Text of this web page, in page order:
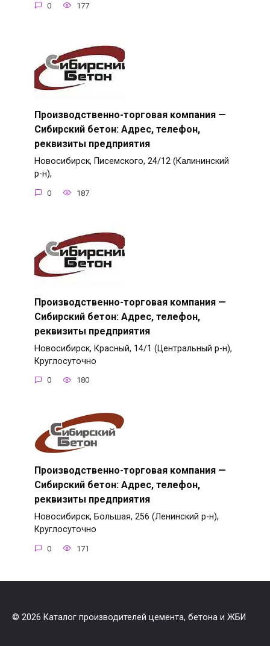
0 177
Производственно-торговая компания —
Сибирский бетон: Адрес, телефон,
реквизиты предприятия
Новосибирск, Писемского, 24/12 (Калининский
р-н),
0 187
Производственно-торговая компания —
Сибирский бетон: Адрес, телефон,
реквизиты предприятия
Новосибирск, Красный, 14/1 (Центральный р-н),
Круглосуточно
0 180
Производственно-торговая компания —
Сибирский бетон: Адрес, телефон,
реквизиты предприятия
Новосибирск, Большая, 256 (Ленинский р-н),
Круглосуточно
0 171
© 2026 Каталог производителей цемента, бетона и ЖБИ